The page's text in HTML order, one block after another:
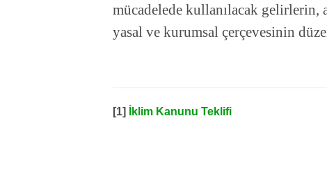
mücadelede kullanılacak
yasal ve kurumsal çerçevesinin
[1] İklim Kanunu Teklifi